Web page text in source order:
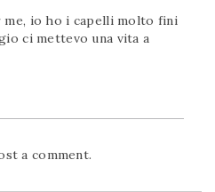
me, io ho i capelli molto fini
ci mettevo una vita a
a comment.